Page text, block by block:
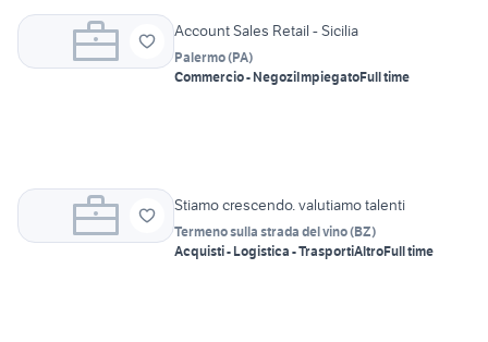
Account Sales Retail - Sicilia
Palermo(PA)
Commercio - NegoziImpiegatoFull time
Stiamo crescendo. valutiamo talenti
Termeno sulla strada del vino(BZ)
Acquisti - Logistica - TrasportiAltroFull time